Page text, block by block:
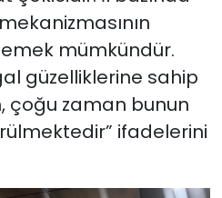
mümkündür.
güzelliklerine sahip
çoğu zaman bunun
ifadelerini